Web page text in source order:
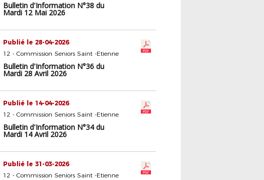
Bulletin d'Information N°38 du
Mardi 12 Mai 2026
Publié le 28-04-2026
12 - Commission Seniors Saint -Etienne
Bulletin d'Information N°36 du
Mardi 28 Avril 2026
Publié le 14-04-2026
12 - Commission Seniors Saint -Etienne
Bulletin d'Information N°34 du
Mardi 14 Avril 2026
Publié le 31-03-2026
12 - Commission Seniors Saint -Etienne